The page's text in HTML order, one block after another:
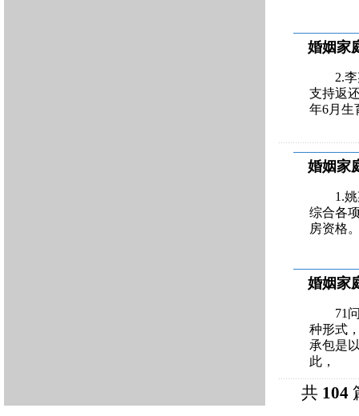
婚姻家
2.
支持返
年6月生
婚姻家
1.
综合各
房资格
婚姻家
71
种形式
承包是
此，
共 104